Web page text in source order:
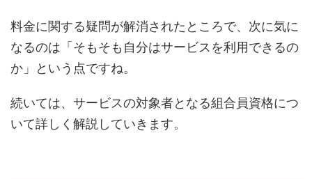
料金に関する疑問が解消されたところで、次に気に
なるのは「そもそも自分はサービスを利用できるの
か」という点ですね。
続いては、サービスの対象者となる組合員資格につ
いて詳しく解説していきます。